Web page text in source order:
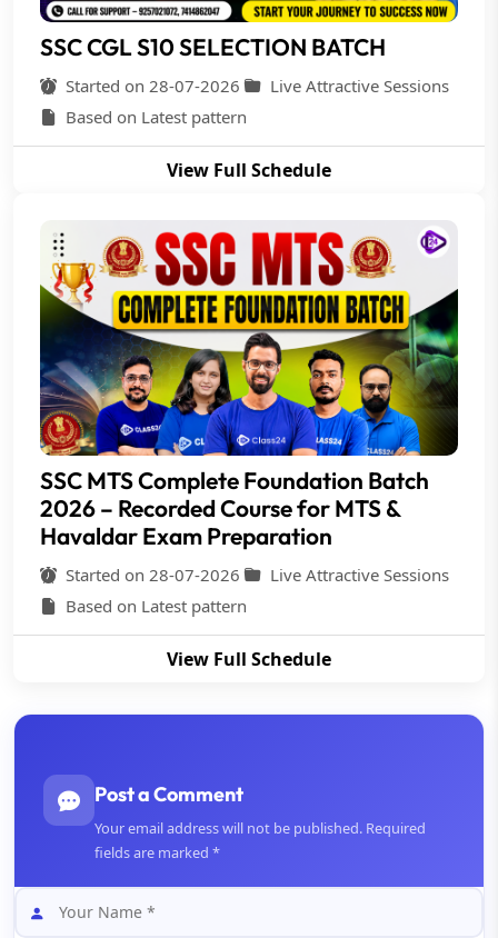
SSC CGL S10 SELECTION BATCH
Started on 28-07-2026
Live Attractive Sessions
Based on Latest pattern
View Full Schedule
SSC MTS Complete Foundation Batch
2026 – Recorded Course for MTS &
Havaldar Exam Preparation
Started on 28-07-2026
Live Attractive Sessions
Based on Latest pattern
View Full Schedule
Post a Comment
Your email address will not be published. Required
fields are marked *